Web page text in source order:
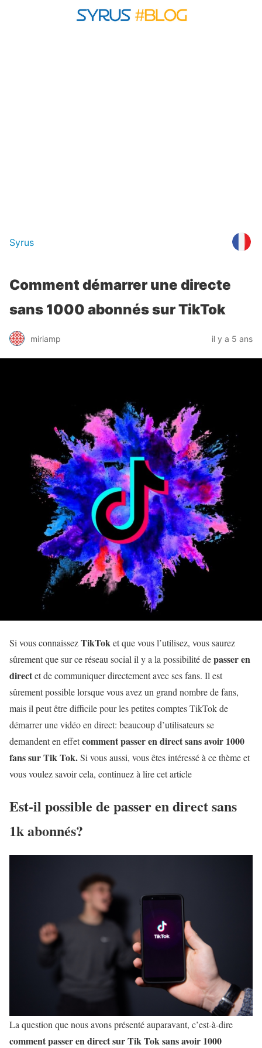
Syrus
Comment démarrer une directe
sans 1000 abonnés sur TikTok
miriamp il y a 5 ans
Si vous connaissezTikToket que vous l’utilisez, vous saurez
sûrement que sur ce réseau social il y a la possibilité depasser en
directet de communiquer directement avec ses fans. Il est
sûrement possible lorsque vous avez un grand nombre de fans,
mais il peut être difficile pour les petites comptes TikTok de
démarrer une vidéo en direct: beaucoup d’utilisateurs se
demandent en effetcomment passer en direct sans avoir 1000
fans sur Tik Tok.Si vous aussi, vous êtes intéressé à ce thème et
vous voulez savoir cela, continuez à lire cet article
Est-il possible de passer en direct sans
1k abonnés?
La question que nous avons présenté auparavant, c’est-à-dire
comment passer en direct sur Tik Tok sans avoir 1000